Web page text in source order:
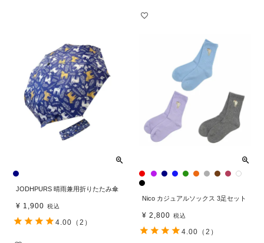
JODHPURS 晴雨兼用折りたたみ傘
¥ 1,900 税込
4.00 （2）
Nico カジュアルソックス 3足セット
¥ 2,800 税込
4.00 （2）